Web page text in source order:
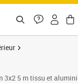
3x2 5 m tissu et